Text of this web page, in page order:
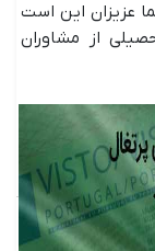
عزیزان این است
از مشاوران